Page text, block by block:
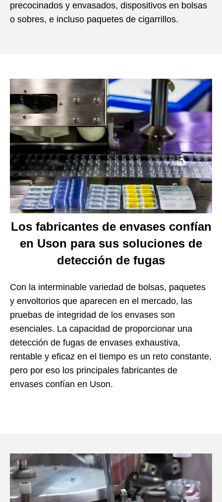
precocinados y envasados, dispositivos en bolsas
o sobres, e incluso paquetes de cigarrillos.
Los fabricantes de envases confían
en Uson para sus soluciones de
detección de fugas
Con la interminable variedad de bolsas, paquetes
y envoltorios que aparecen en el mercado, las
pruebas de integridad de los envases son
esenciales. La capacidad de proporcionar una
detección de fugas de envases exhaustiva,
rentable y eficaz en el tiempo es un reto constante,
pero por eso los principales fabricantes de
envases confían en Uson.